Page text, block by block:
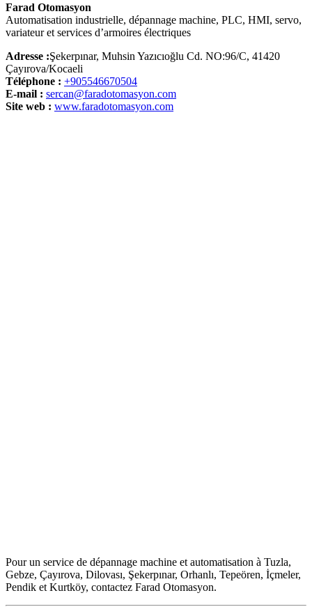
Farad Otomasyon
Automatisation industrielle, dépannage machine, PLC, HMI, servo,
variateur et services d’armoires électriques
Adresse :Şekerpınar, Muhsin Yazıcıoğlu Cd. NO:96/C, 41420
Çayırova/Kocaeli
Téléphone : +905546670504
E-mail : sercan@faradotomasyon.com
Site web : www.faradotomasyon.com
Pour un service de dépannage machine et automatisation à Tuzla,
Gebze, Çayırova, Dilovası, Şekerpınar, Orhanlı, Tepeören, İçmeler,
Pendik et Kurtköy, contactez Farad Otomasyon.